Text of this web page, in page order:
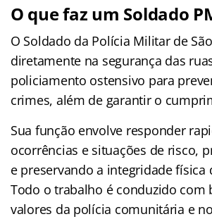
O que faz um Soldado
O Soldado da Polícia Militar de
diretamente na segurança das
policiamento ostensivo para
crimes, além de garantir o
Sua função envolve responder
ocorrências e situações de risco,
e preservando a integridade física
Todo o trabalho é conduzido com
valores da polícia comunitária e